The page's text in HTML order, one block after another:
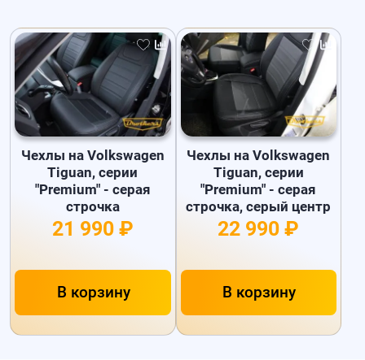
Чехлы на Volkswagen
Tiguan, серии
"Premium" - серая
строчка
21 990 ₽
В корзину
Чехлы на Volkswagen
Tiguan, серии
"Premium" - серая
строчка, серый центр
22 990 ₽
В корзину